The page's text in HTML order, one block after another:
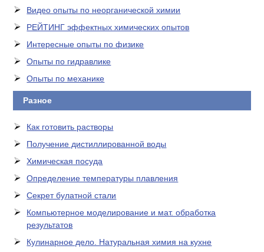
Видео опыты по неорганической химии
РЕЙТИНГ эффектных химических опытов
Интересные опыты по физике
Опыты по гидравлике
Опыты по механике
Разное
Как готовить растворы
Получение дистиллированной воды
Химическая посуда
Определение температуры плавления
Секрет булатной стали
Компьютерное моделирование и мат. обработка
результатов
Кулинарное дело. Натуральная химия на кухне